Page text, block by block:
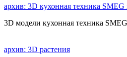
архив: 3D кухонная техника SMEG
3D модели кухонная техника
архив: 3D растения